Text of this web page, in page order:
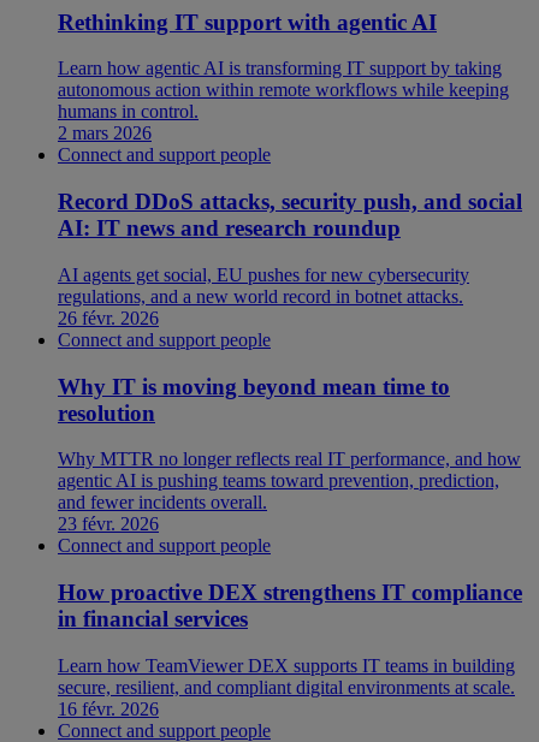
Rethinking IT support with agentic AI
Learn how agentic AI is transforming IT support by taking
autonomous action within remote workflows while keeping
humans in control.
2 mars 2026
Connect and support people
Record DDoS attacks, security push, and social
AI: IT news and research roundup
AI agents get social, EU pushes for new cybersecurity
regulations, and a new world record in botnet attacks.
26 févr. 2026
Connect and support people
Why IT is moving beyond mean time to
resolution
Why MTTR no longer reflects real IT performance, and how
agentic AI is pushing teams toward prevention, prediction,
and fewer incidents overall.
23 févr. 2026
Connect and support people
How proactive DEX strengthens IT compliance
in financial services
Learn how TeamViewer DEX supports IT teams in building
secure, resilient, and compliant digital environments at scale.
16 févr. 2026
Connect and support people